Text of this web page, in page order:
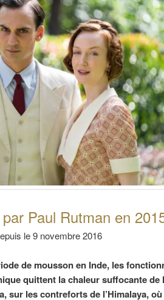
Paul Rutman en
le 9 novembre 2016
de mousson en Inde, les
quittent la chaleur suffocante de
sur les contreforts de l’Himalaya, où